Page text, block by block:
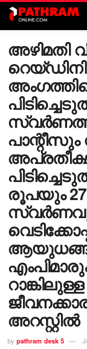
അഴിമതി
പാന്റീസും
രൂപയും
അറസ്റ്റിൽ
by pathram desk 5